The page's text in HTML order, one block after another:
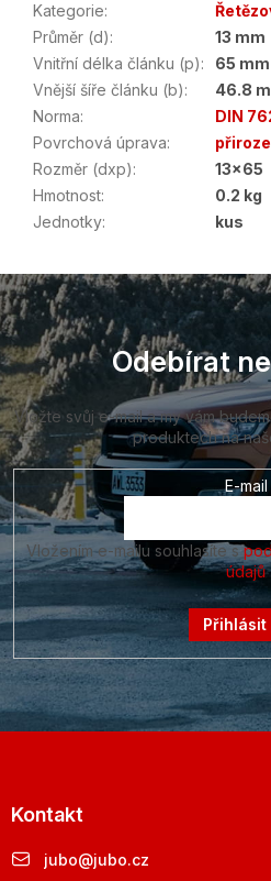
Kategorie:
Průměr (d):
13 mm
Vnitřní délka článku (p):
65 mm
Vnější šíře článku (b):
46.8
Norma:
DIN
Povrchová úprava:
Rozměr (dxp):
13x65
Hmotnost:
0.2 kg
Jednotky: kus
Z
á
p
a
t
í
Odebírat
Vložte svůj e-mail a my vám
produktech na
E-mail
Vložením e-mailu souhlasíte s
údajů
Přihlásit
Kontakt
jubo@jubo.cz